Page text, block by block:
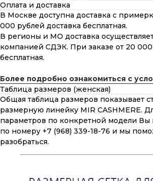
Оплата и доставка
В Москве доступна доставка с
000 рублей доставка бесплатная.
В регионы и МО доставка
компанией СДЭК. При заказе от 20 000
бесплатная.
Более подробно ознакомиться с
Таблица размеров (женская)
Общая таблица размеров показывает
размерную линейку MIR CASHMERE.
параметров по конкретной модели Вы
по номеру +7 (968) 339-18-76 и мы
разобраться.